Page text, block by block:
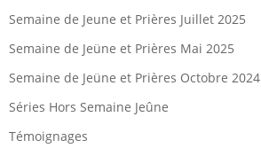
Semaine de Jeune et Prières Juillet 2025
Semaine de Jeüne et Prières Mai 2025
Semaine de Jeüne et Prières Octobre 2024
Séries Hors Semaine Jeûne
Témoignages